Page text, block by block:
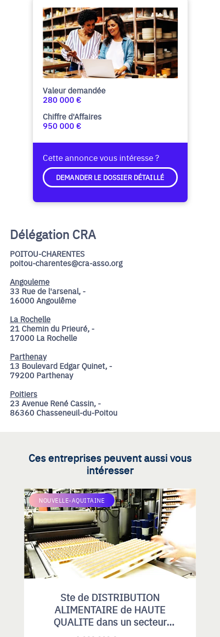
Valeur demandée
280 000 €
Chiffre d'Affaires
950 000 €
Cette annonce vous intéresse ?
DEMANDER LE DOSSIER DÉTAILLÉ
Délégation CRA
POITOU-CHARENTES
poitou-charentes@cra-asso.org
Angouleme
33 Rue de l'arsenal, -
16000 Angoulême
La Rochelle
21 Chemin du Prieuré, -
17000 La Rochelle
Parthenay
13 Boulevard Edgar Quinet, -
79200 Parthenay
Poitiers
23 Avenue René Cassin, -
86360 Chasseneuil-du-Poitou
Ces entreprises peuvent aussi vous
intéresser
NOUVELLE-AQUITAINE
Ste de DISTRIBUTION
ALIMENTAIRE de HAUTE
QUALITE dans un secteur
spécialisé.